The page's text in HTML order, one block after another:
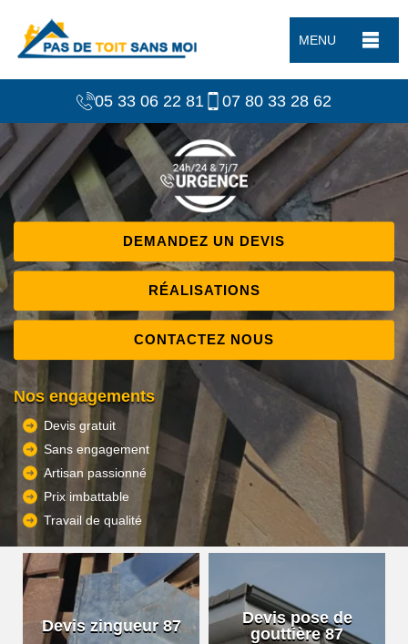
MENU
05 33 06 22 81 07 80 33 28 62
DEMANDEZ UN DEVIS
RÉALISATIONS
CONTACTEZ NOUS
Nos engagements
Devis gratuit
Sans engagement
Artisan passionné
Prix imbattable
Travail de qualité
Devis zingueur 87
Devis pose de
gouttière 87